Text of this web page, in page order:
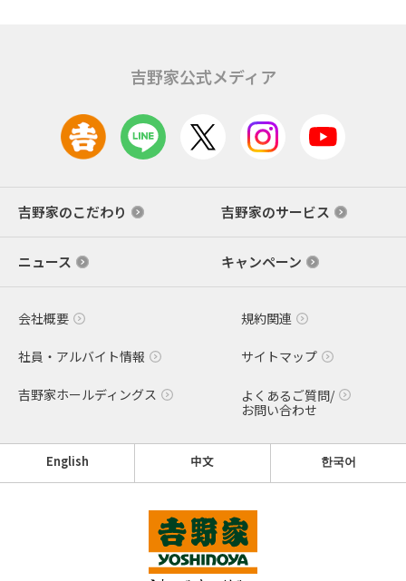
吉野家公式メディア
吉野家のこだわり 吉野家のサービス
ニュース キャンペーン
会社概要 規約関連
社員・アルバイト情報 サイトマップ
吉野家ホールディングス
よくあるご質問/
お問い合わせ
English 中文 한국어